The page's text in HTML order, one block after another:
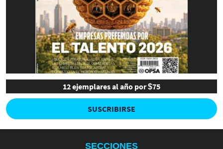
12 ejemplares al año por $75
SUSCRIBIRSE
SECCIONES